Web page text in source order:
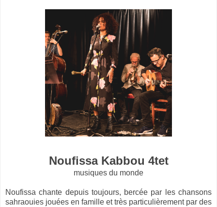
Noufissa Kabbou 4tet
musiques du monde
Noufissa chante depuis toujours, bercée par les chansons
sahraouies jouées en famille et très particulièrement par des